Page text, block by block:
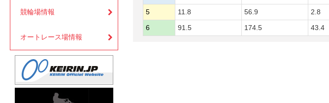
競輪場情報
オートレース場情報
5
11.8 56.9 2.8
6
91.5 174.5 43.4